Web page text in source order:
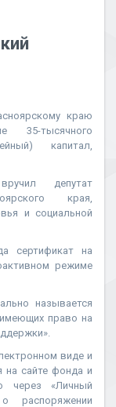
краю
35-тысячного
капитал,
депутат
края,
и социальной
сертификат на
режиме
называется
право на
виде и
на сайте фонда и
через «Личный
распоряжении